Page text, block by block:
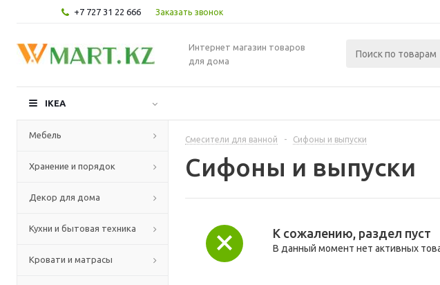
+7 727 31 22 666 Заказать звонок
Интернет магазин товаров
для дома
IKEA
Мебель
Хранение и порядок
Декор для дома
Кухни и бытовая техника
Кровати и матрасы
Смесители для ванной - Сифоны и выпуски
Сифоны и выпуски
К сожалению, раздел пуст
В данный момент нет активных